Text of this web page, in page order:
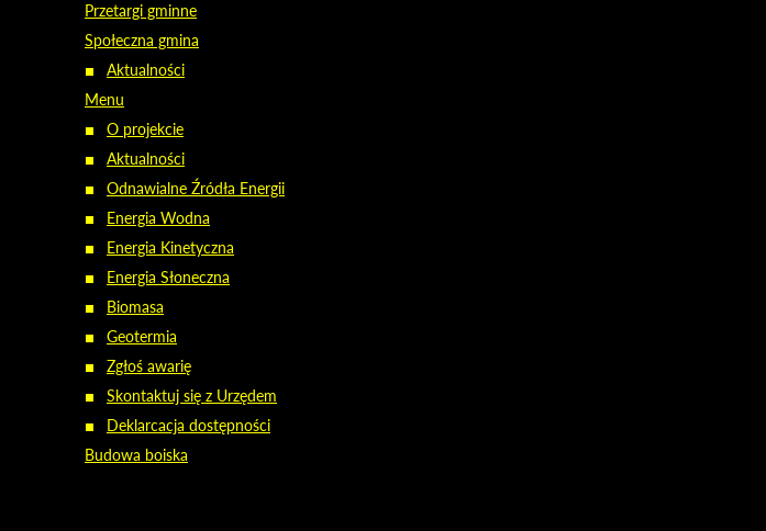
Przetargi gminne
Społeczna gmina
Aktualności
Menu
O projekcie
Aktualności
Odnawialne Źródła Energii
Energia Wodna
Energia Kinetyczna
Energia Słoneczna
Biomasa
Geotermia
Zgłoś awarię
Skontaktuj się z Urzędem
Deklarcacja dostępności
Budowa boiska